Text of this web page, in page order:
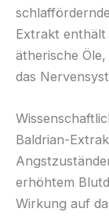
Extrakt enthält
ätherische
das
Baldrian-
erhöhtem
Wirkung auf